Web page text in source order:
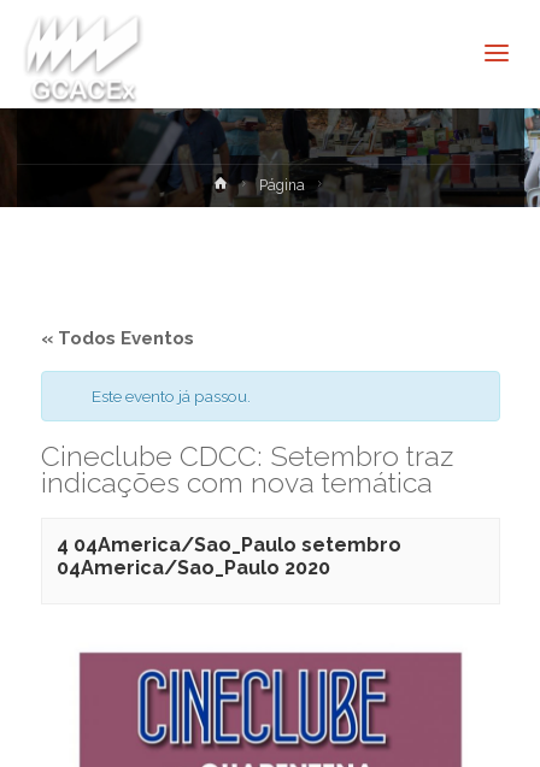
HomePágina
« Todos Eventos
Este evento já passou.
Cineclube CDCC: Setembro traz
indicações com nova temática
4 04America/Sao_Paulo setembro
04America/Sao_Paulo 2020